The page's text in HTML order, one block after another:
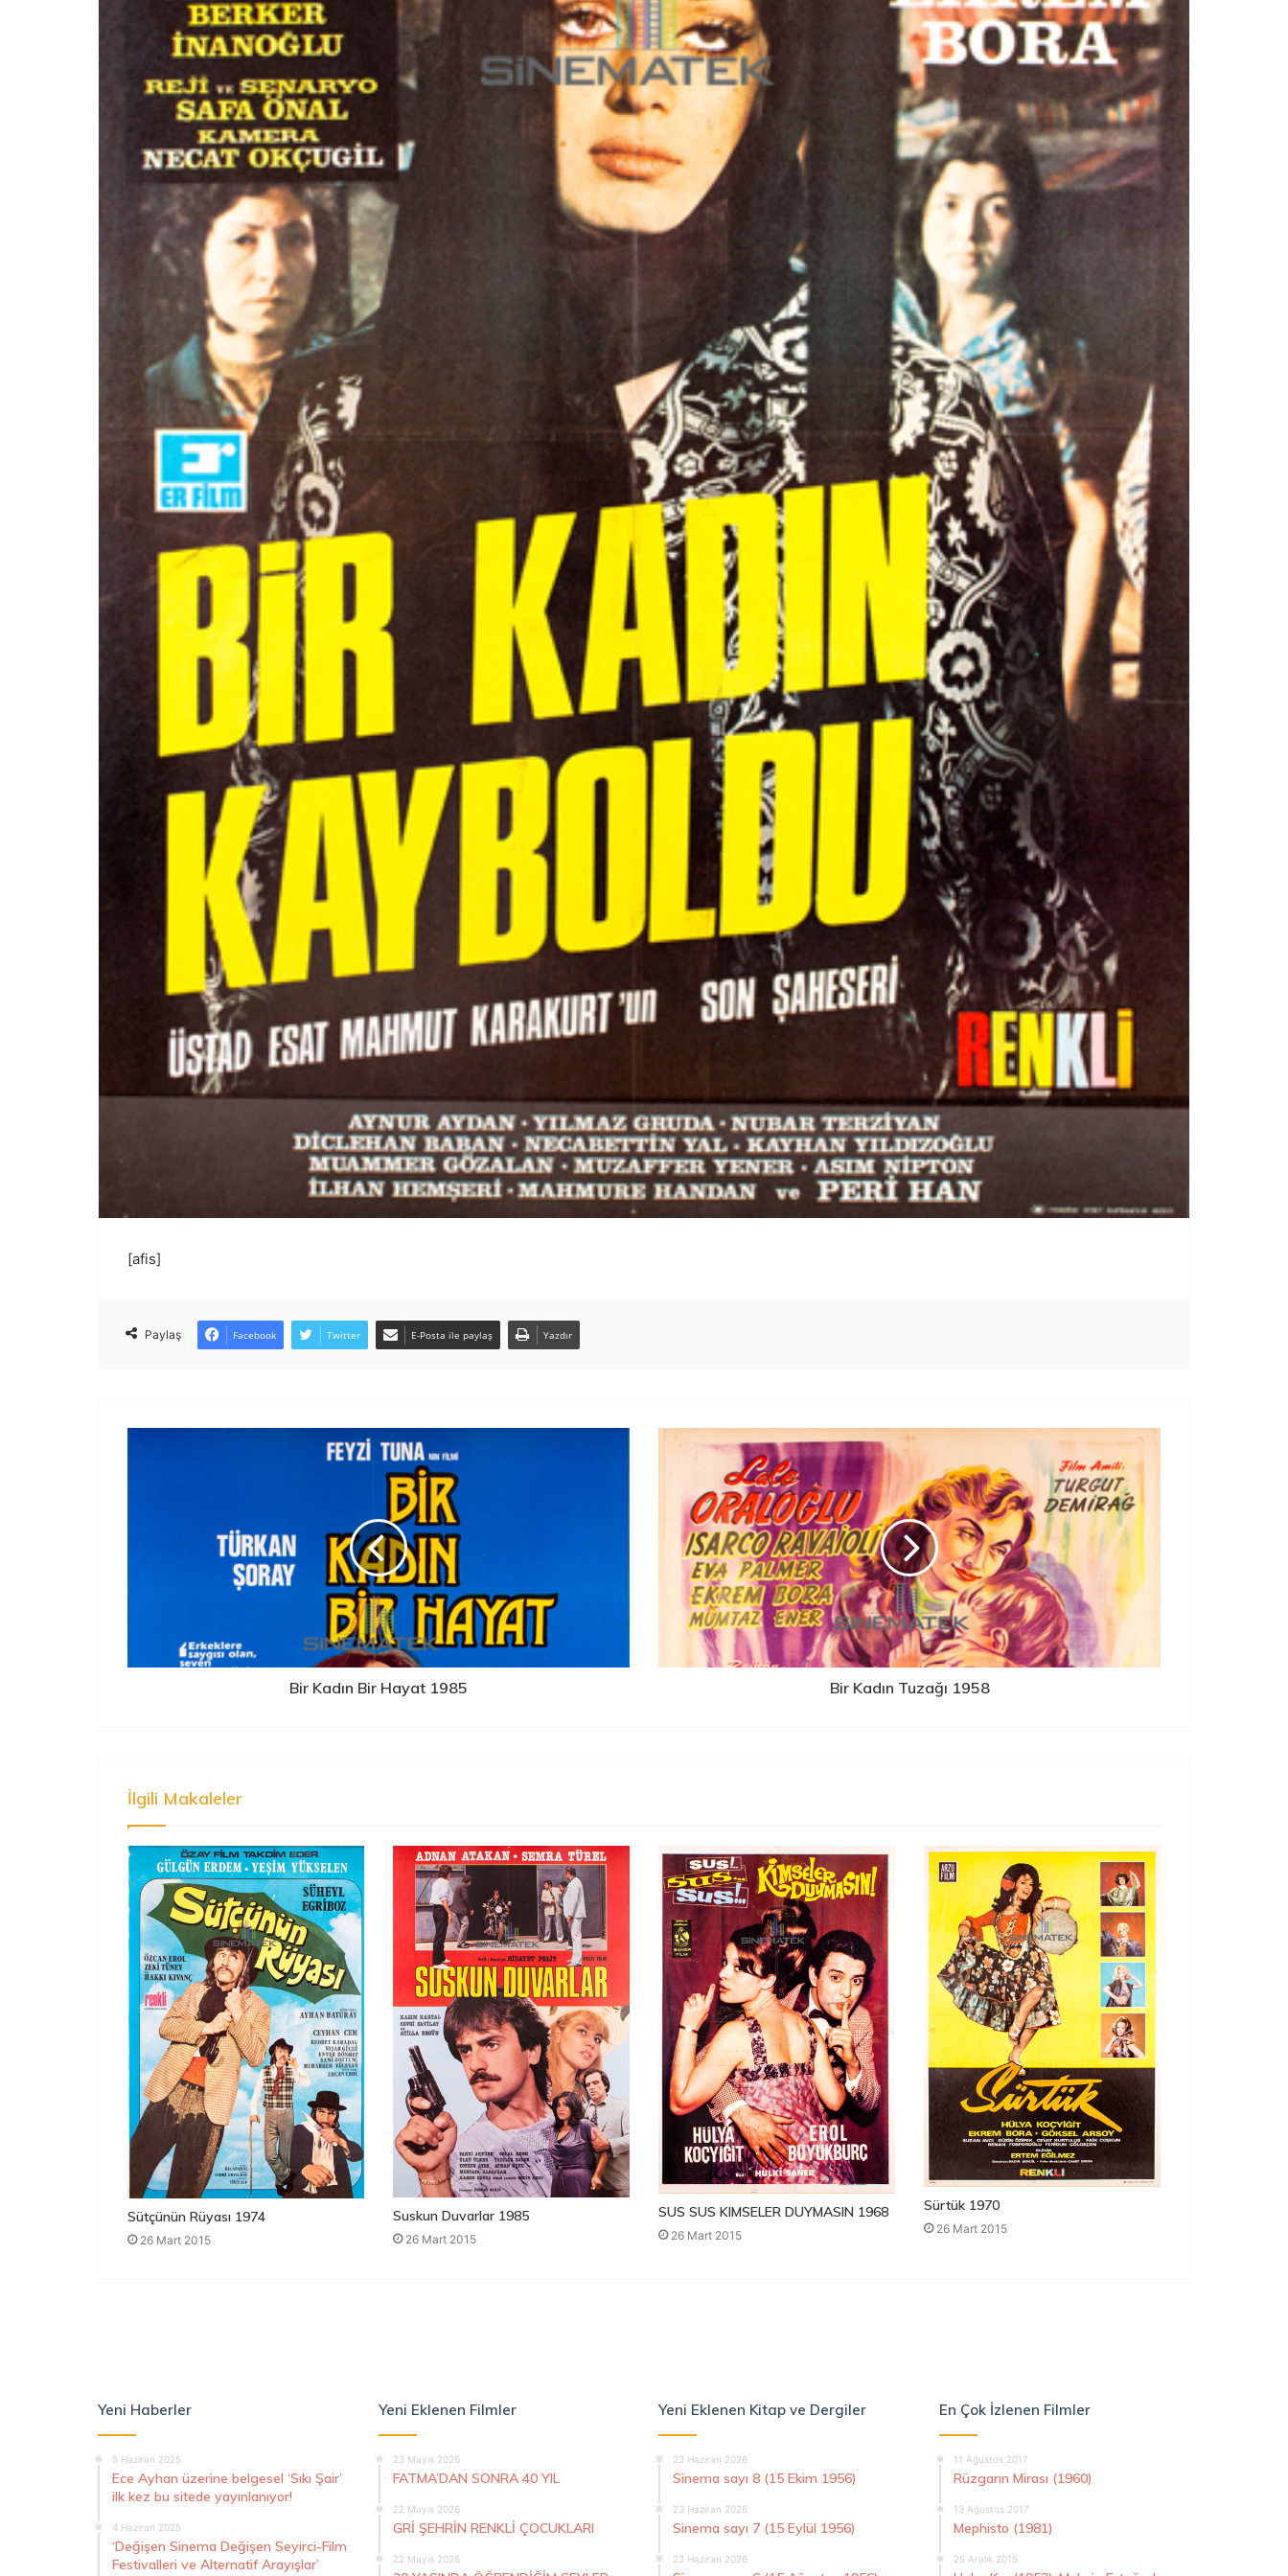
[afis]
Paylaş Facebook Twitter E-Posta ile paylaş Yazdır
Bir Kadın Bir Hayat 1985 Bir Kadın Tuzağı 1958
İlgili Makaleler
Sütçünün Rüyası 1974
26 Mart 2015
Suskun Duvarlar 1985
26 Mart 2015
SUS SUS KIMSELER DUYMASIN 1968
26 Mart 2015
Sürtük 1970
26 Mart 2015
Yeni Haberler
5 Haziran 2025
Ece Ayhan üzerine belgesel ‘Sıkı Şair’
ilk kez bu sitede yayınlanıyor!
4 Haziran 2025
‘Değişen Sinema Değişen Seyirci-Film
Festivalleri ve Alternatif Arayışlar’
Yeni Eklenen Filmler
23 Mayıs 2026
FATMA’DAN SONRA 40 YIL
22 Mayıs 2026
GRİ ŞEHRİN RENKLİ ÇOCUKLARI
22 Mayıs 2026
Yeni Eklenen Kitap ve Dergiler
23 Haziran 2026
Sinema sayı 8 (15 Ekim 1956)
23 Haziran 2026
Sinema sayı 7 (15 Eylül 1956)
23 Haziran 2026
En Çok İzlenen Filmler
11 Ağustos 2017
Rüzgarın Mirası (1960)
13 Ağustos 2017
Mephisto (1981)
25 Aralık 2015